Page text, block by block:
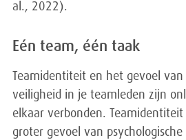
al., 2022).
Eén team, één taak
Teamidentiteit en het gevoel
veiligheid in je teamleden zijn
elkaar verbonden.
groter gevoel van